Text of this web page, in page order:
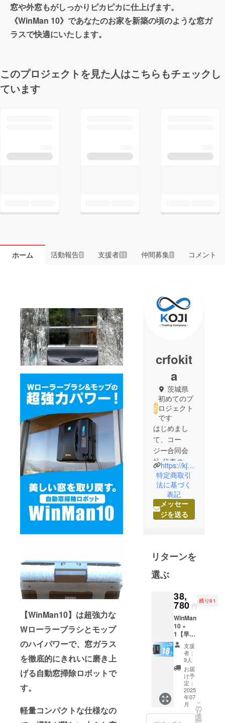
窓や外窓もがしっかりピカピカに仕上げます。
《WinMan 10》であなたのお家を新築の頃のような窓ガ
ラスで快適にいたします。
このプロジェクトを見た人はこちらもチェックし
ています
ホーム 活動報告2 支援者 11 仲間募集 1 コメント
【WinMan10】は超強力な
Wローラーブラシとモップ
のハイパワーで、窓ガラス
を徹底的にきれいに磨き上
げる自動窓掃除ロボットで
す。
軽量コンパクトな仕様なの
crfokit
a
茨城県
初めてのプ
ロジェクト
です
はじめまし
て、コー
ジー合同会
社 代表の沖
田です。
1987年生ま
れ、茨城県
出身。10年
間メーカー
ち、2020年
に独立し、
「本当に良
誠実に届け
る」を信条
にコージー
合同会社を
立ち上げま
した。
日々、海外
メーカーと
のやり取り
や商品企画
を行いなが
ら、自社商
https://kj-imp.com/
特定商取引
法に基づく
表記
メッセー
ジを送る
リターンを
選ぶ
38,
780 円
残り91
WinMan
10 ×
1【早割
18％OF
F】100
名限定
一般販
売予定
価格
47,300
円 →
38,780
円
支援
者：
9人
お届
け予
定：
2025
年07
月
こ
の
リ
タ
ー